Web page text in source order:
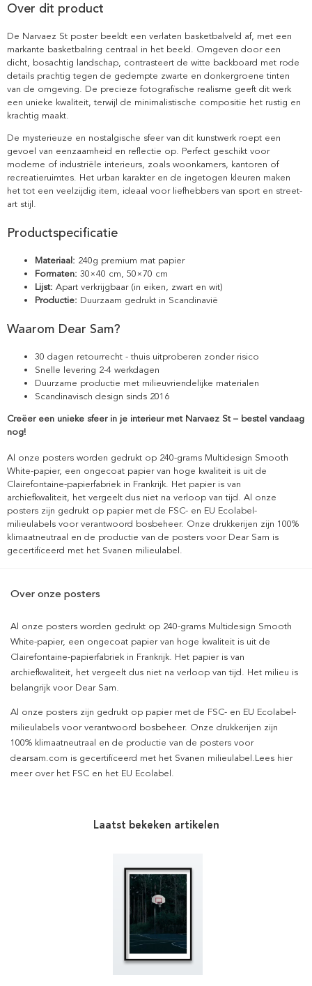
Over dit product
De Narvaez St poster beeldt een verlaten basketbalveld af, met een
markante basketbalring centraal in het beeld. Omgeven door een
dicht, bosachtig landschap, contrasteert de witte backboard met rode
details prachtig tegen de gedempte zwarte en donkergroene tinten
van de omgeving. De precieze fotografische realisme geeft dit werk
een unieke kwaliteit, terwijl de minimalistische compositie het rustig en
krachtig maakt.
De mysterieuze en nostalgische sfeer van dit kunstwerk roept een
gevoel van eenzaamheid en reflectie op. Perfect geschikt voor
moderne of industriële interieurs, zoals woonkamers, kantoren of
recreatieruimtes. Het urban karakter en de ingetogen kleuren maken
het tot een veelzijdig item, ideaal voor liefhebbers van sport en street-
art stijl.
Productspecificatie
Materiaal: 240g premium mat papier
Formaten: 30×40 cm, 50×70 cm
Lijst: Apart verkrijgbaar (in eiken, zwart en wit)
Productie: Duurzaam gedrukt in Scandinavië
Waarom Dear Sam?
30 dagen retourrecht - thuis uitproberen zonder risico
Snelle levering 2-4 werkdagen
Duurzame productie met milieuvriendelijke materialen
Scandinavisch design sinds 2016
Creëer een unieke sfeer in je interieur met Narvaez St – bestel vandaag
nog!
Al onze posters worden gedrukt op 240-grams Multidesign Smooth
White-papier, een ongecoat papier van hoge kwaliteit is uit de
Clairefontaine-papierfabriek in Frankrijk. Het papier is van
archiefkwaliteit, het vergeelt dus niet na verloop van tijd. Al onze
posters zijn gedrukt op papier met de FSC- en EU Ecolabel-
milieulabels voor verantwoord bosbeheer. Onze drukkerijen zijn 100%
klimaatneutraal en de productie van de posters voor Dear Sam is
gecertificeerd met het Svanen milieulabel.
Over onze posters
Al onze posters worden gedrukt op 240-grams Multidesign Smooth
White-papier, een ongecoat papier van hoge kwaliteit is uit de
Clairefontaine-papierfabriek in Frankrijk. Het papier is van
archiefkwaliteit, het vergeelt dus niet na verloop van tijd. Het milieu is
belangrijk voor Dear Sam.
Al onze posters zijn gedrukt op papier met de FSC- en EU Ecolabel-
milieulabels voor verantwoord bosbeheer. Onze drukkerijen zijn
100% klimaatneutraal en de productie van de posters voor
dearsam.com is gecertificeerd met het Svanen milieulabel.Lees hier
meer over het FSC en het EU Ecolabel.
Laatst bekeken artikelen